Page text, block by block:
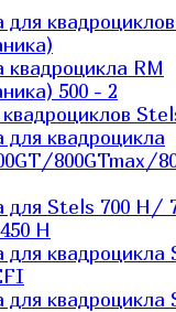
RM
500 - 2
квадроцикла
800GTmax/
Stels 700 H/
H
квадроцикла
квадроцикла